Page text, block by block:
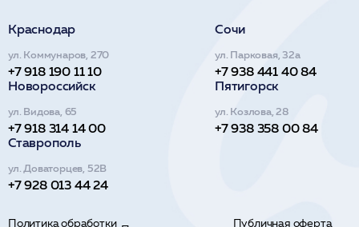
Краснодар
ул. Коммунаров, 270
+7 918 190 11 10
Сочи
ул. Парковая, 32а
+7 938 441 40 84
Новороссийск
ул. Видова, 65
+7 918 314 14 00
Пятигорск
ул. Козлова, 28
+7 938 358 00 84
Ставрополь
ул. Доваторцев, 52В
+7 928 013 44 24
Политика обработки Публичная оферта